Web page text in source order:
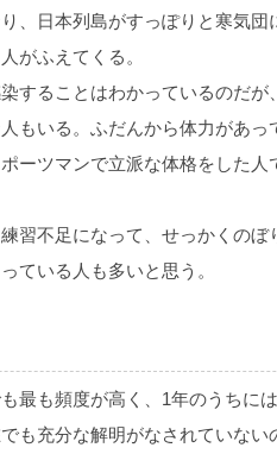
、日本列島がすっぽりと寒気団
がふえてくる。
することはわかっているのだが
もいる。ふだんから体力があ
ーツマンで立派な体格をした
習不足になって、せっかくのぼ
ている人も多いと思う。
最も頻度が高く、1年のうちに
も充分な解明がなされていな